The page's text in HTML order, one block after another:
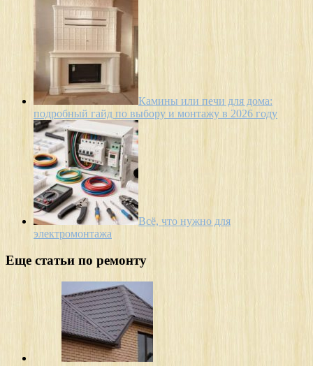
Камины или печи для дома:
подробный гайд по выбору и монтажу в 2026 году
Всё, что нужно для
электромонтажа
Еще статьи по ремонту